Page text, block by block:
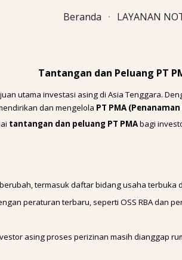
Skip to main content
Beranda LAYANAN
Tantangan dan Peluang PT
utama investasi asing di Asia Tenggara.
dan mengelola PT PMA
tantangan dan peluang PT PMAbagi
termasuk daftar bidang usaha terbuka
peraturan terbaru, seperti OSS RBA dan
asing proses perizinan masih dianggap